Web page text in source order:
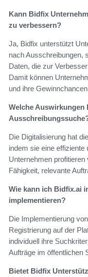
Kann Bidfix
zu verbessern?
Ja, Bidfix unterstützt
nach Ausschreibungen,
Daten, die zur
Damit können
und ihre
Welche Auswirkungen
Die Digitalisierung hat
indem sie eine
Unternehmen
Fähigkeit, relevante
Wie kann ich Bidfix.ai
implementieren?
Die Implementierung
Registrierung auf der
individuell ihre
Aufträge im öffentlichen
Bietet Bidfix